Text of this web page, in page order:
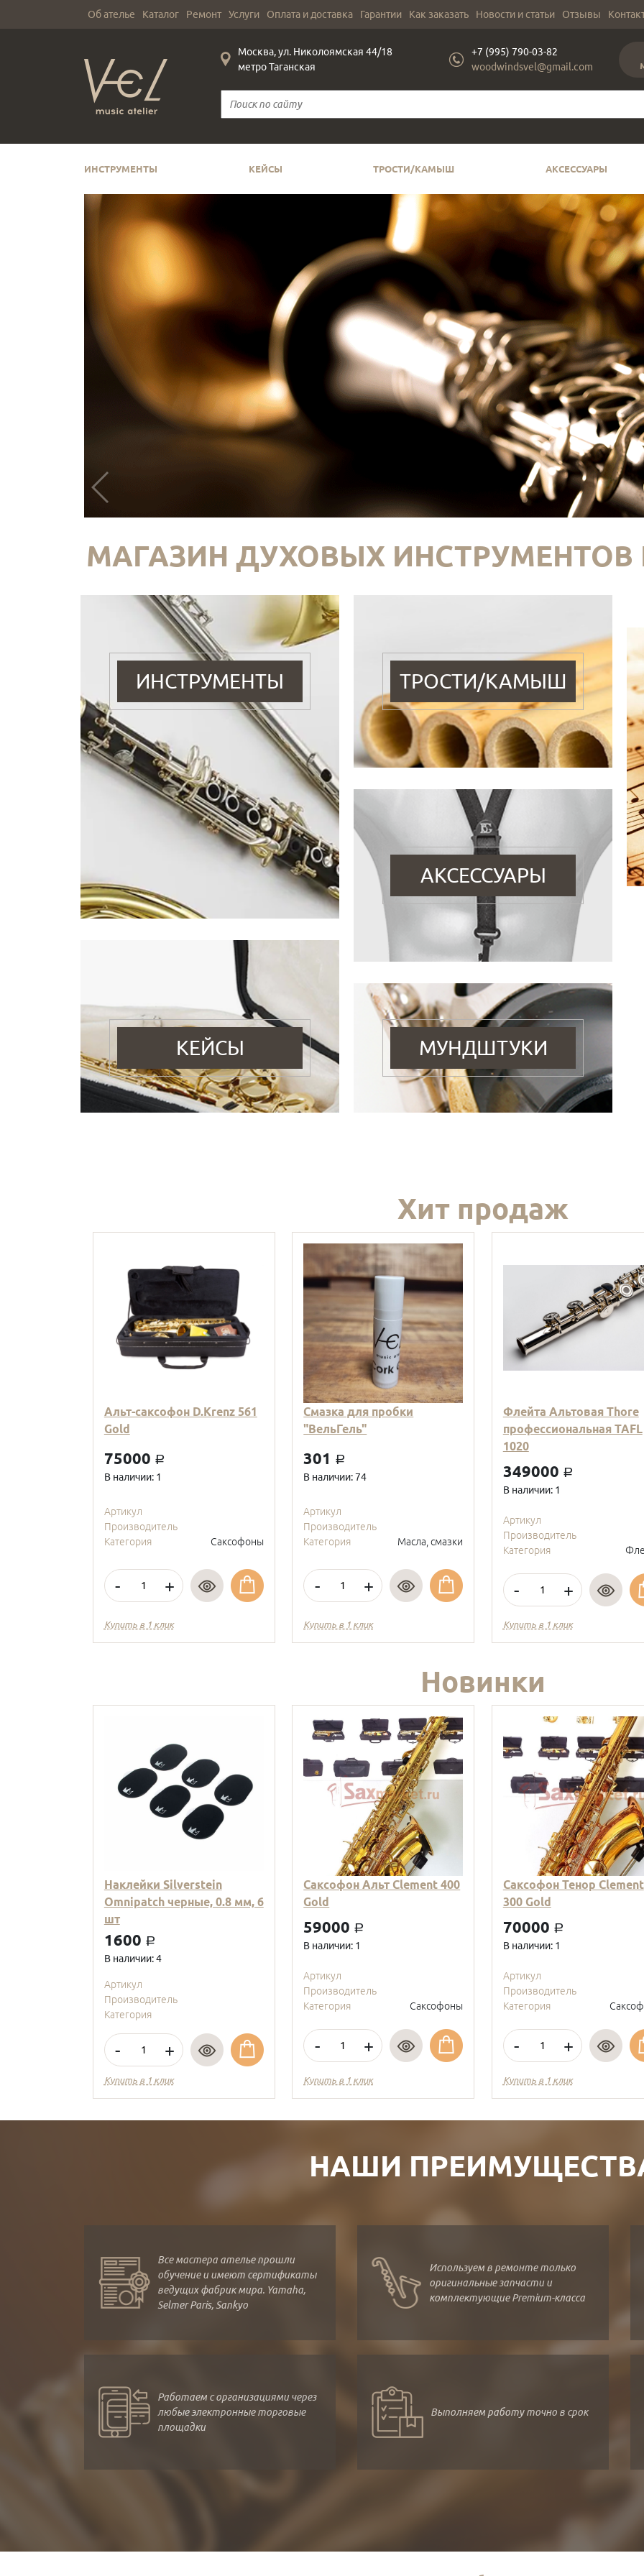
Об ателье Каталог Ремонт Услуги Оплата и доставка Гарантии Как заказать Новости и статьи Отзывы
Москва, ул. Николоямская 44/18
метро Таганская
+7 (995) 790-03-82
woodwindsvel@gmail.com
ИНСТРУМЕНТЫ КЕЙСЫ ТРОСТИ/КАМЫШ АКСЕССУАРЫ
МАГАЗИН ДУХОВЫХ ИНСТРУМЕНТОВ
ИНСТРУМЕНТЫ
КЕЙСЫ
ТРОСТИ/КАМЫШ
АКСЕССУАРЫ
МУНДШТУКИ
Хит продаж
Альт-саксофон D.Krenz 561
Gold
75000 a
В наличии: 1
Артикул
Производитель
Категория
Саксофоны
- +
Купить в 1 клик
Смазка для пробки
"ВельГель"
301 a
В наличии: 74
Артикул
Производитель
Категория
Масла, смазки
- +
Купить в 1 клик
Флейта Альтовая Thore
профессиональная TAFL
1020
349000 a
В наличии: 1
Артикул
Производитель
Категория
- +
Купить в 1 клик
Новинки
Наклейки Silverstein
Omnipatch черные, 0.8 мм, 6
шт
1600 a
В наличии: 4
Артикул
Производитель
Категория
- +
Купить в 1 клик
Саксофон Альт Clement 400
Gold
59000 a
В наличии: 1
Артикул
Производитель
Категория
Саксофоны
- +
Купить в 1 клик
Саксофон Тенор Clement
300 Gold
70000 a
В наличии: 1
Артикул
Производитель
Категория
- +
Купить в 1 клик
НАШИ
Все мастера ателье прошли
обучение и имеют сертификаты
ведущих фабрик мира. Yamaha,
Selmer Paris, Sankyo
Используем в ремонте только
оригинальные запчасти и
комплектующие Premium-класса
Работаем с организациями через
любые электронные торговые
площадки
Выполняем работу точно в срок